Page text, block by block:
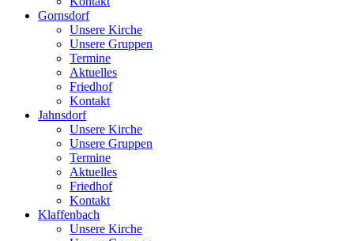
Gornsdorf
Unsere Kirche
Unsere Gruppen
Termine
Aktuelles
Friedhof
Kontakt
Jahnsdorf
Unsere Kirche
Unsere Gruppen
Termine
Aktuelles
Friedhof
Kontakt
Klaffenbach
Unsere Kirche